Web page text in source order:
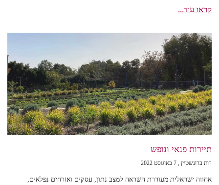
קראו עוד...
תיירות פנאי ונופש
רות ברונשטיין 7 באוגוסט 2022
אחווה ישראלית מעוררת השראה למצב נתון, עסקים ואזרחים נפלאים,